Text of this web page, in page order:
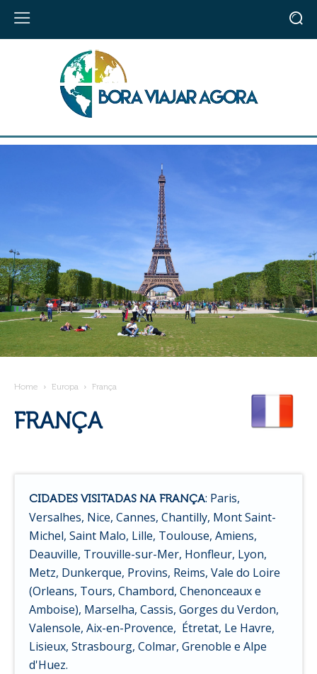
Home Europa França
FRANÇA
CIDADES VISITADAS NA FRANÇA: Paris,
Versalhes, Nice, Cannes, Chantilly, Mont Saint-
Michel, Saint Malo, Lille, Toulouse, Amiens,
Deauville, Trouville-sur-Mer, Honfleur, Lyon,
Metz, Dunkerque, Provins, Reims, Vale do Loire
(Orleans, Tours, Chambord, Chenonceaux e
Amboise), Marselha, Cassis, Gorges du Verdon,
Valensole, Aix-en-Provence, Étretat, Le Havre,
Lisieux, Strasbourg, Colmar, Grenoble e Alpe
d'Huez.